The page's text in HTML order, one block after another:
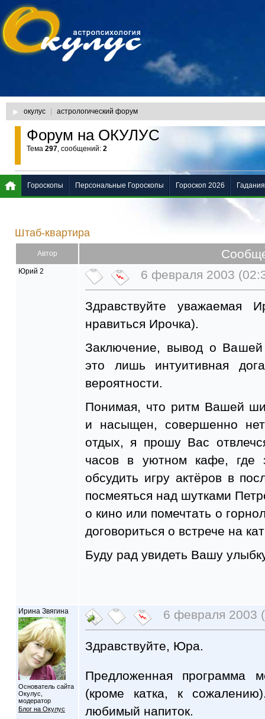
окулус астрологический форум
Форум на ОКУЛУС
Тема 297, сообщений: 2
Штаб-квартира
Автор
Юрий 2 6 февраля 2003
Здравствуйте
нравиться Ирочка).
Заключение, вывод о Вашей
это лишь интуитивная
вероятности.
Понимая, что ритм Вашей
и насыщен, совершенно
отдых, я прошу Вас
часов в уютном кафе, где
обсудить игру актёров в
посмеяться над шутками
о кино или помечтать о
договориться о встрече на
Буду рад увидеть Вашу
Ирина Звягина
Основатель сайта
Окулус,
модератор
Блог на Окулус
6 февраля 2003
Здравствуйте, Юра.
Предложенная программа
(кроме катка, к
любимый напиток.
Гороскопы Персональные Гороскопы Гороскоп 2026 Гадания